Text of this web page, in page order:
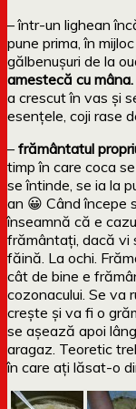
– într-un lighean
pune prima, în
gălbenușuri de la
amestecă cu mâna.
a crescut în vas și
esențele, coji rase
– frământatul
timp în care coca
se întinde, se ia la
an 😀 Când începe
înseamnă că e
frământați, dacă vi
făină. La ochi.
cât de bine e
cozonacului. Se va
crește și va fi o
se așează apoi
aragaz. Teoretic
în care ați lăsat-o